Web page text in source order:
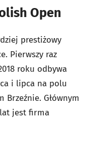
Open
prestiżowy
Pierwszy raz
roku odbywa
i lipca na polu
Brzeźnie. Głównym
jest firma